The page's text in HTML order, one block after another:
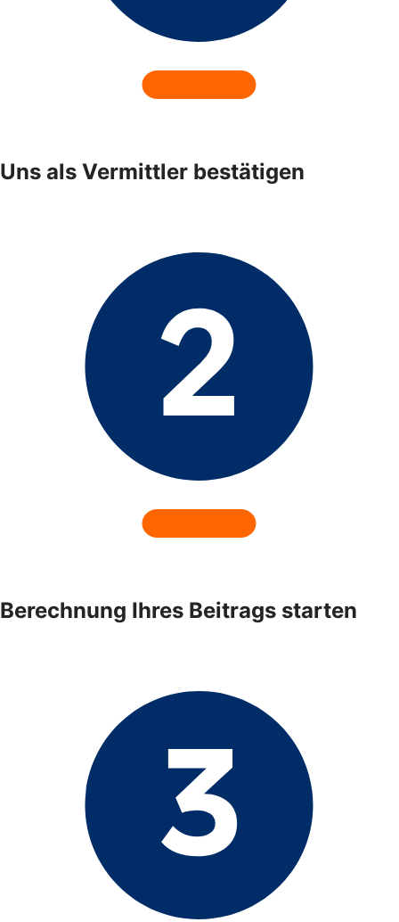
Uns als Vermittler bestätigen
Berechnung Ihres Beitrags starten